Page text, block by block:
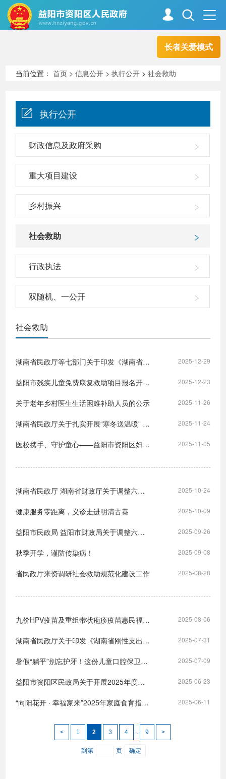
长者关爱模式
走进资阳
政务资阳 信息公开
新闻中心
政务服务
高效办成一件事
当前位置：首页 >信息公开 >执行公开 >社会救助
执行公开
财政信息及政府采购
重大项目建设
乡村振兴
社会救助
行政执法
双随机、一公开
社会救助
2025-12-29
湖南省民政厅等七部门关于印发《湖南省推进社会救助“一件事”实施方案》的通知
2025-12-23
益阳市残疾儿童免费康复救助项目报名开始啦!
2025-11-26
关于老年乡村医生生活困难补助人员的公示
2025-11-24
湖南省民政厅关于扎实开展“寒冬送温暖” 专项救助行动的通知
2025-11-05
医校携手、守护童心——益阳市资阳区妇幼保健院走进校园，为孩子们上了一堂“会呼吸的心理课”
2025-10-24
湖南省民政厅 湖南省财政厅关于调整六十年代精减退职老职工生活救济补助标准的通知
2025-10-09
健康服务零距离，义诊走进明清古巷
2025-09-26
益阳市民政局 益阳市财政局关于调整六十年代精减退职老职工生活救济补助标准的通知
2025-09-08
秋季开学，谨防传染病！
2025-08-28
省民政厅来资调研社会救助规范化建设工作
2025-08-06
九价HPV疫苗及重组带状疱疹疫苗惠民福利活动来袭，最高减免1598元！
2025-07-31
湖南省民政厅关于印发《湖南省刚性支出困难家庭认定办法》的通知
2025-07-09
暑假“躺平”别忘护牙！这份儿童口腔保卫战攻略请收好
2025-06-23
益阳市资阳区民政局关于开展2025年度社会救助年审工作的通知
2025-06-11
“向阳花开 · 幸福家来”2025年家庭食育指导进万家主题活动在资阳区妇幼保健院成功举办
< 1 2 3 4 ... 9 >
到第 页 确定